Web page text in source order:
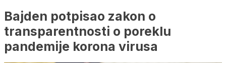
Bajden potpisao zakon o
transparentnosti o poreklu
pandemije korona virusa